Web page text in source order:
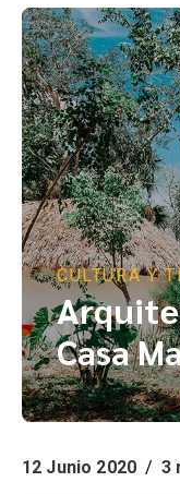
CULTURA Y
Casa
12 Junio 2020 / 3